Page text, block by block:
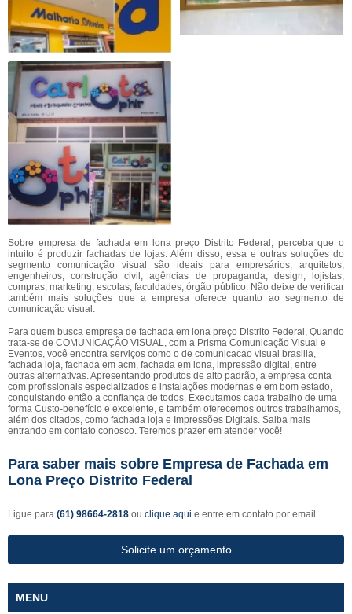
Sobre empresa de fachada em lona preço Distrito Federal, perceba que o
intuito é produzir fachadas de lojas. Além disso, essa e outras soluções do
segmento comunicação visual são ideais para empresários, arquitetos,
engenheiros, construção civil, agências de propaganda, design, lojistas,
compras, marketing, escolas, faculdades, órgão público. Não deixe de verificar
também mais soluções que a empresa oferece quanto ao segmento de
comunicação visual.
Para quem busca empresa de fachada em lona preço Distrito Federal, Quando
trata-se de COMUNICAÇÃO VISUAL, com a Prisma Comunicação Visual e
Eventos, você encontra serviços como o de comunicacao visual brasilia,
fachada loja, fachada em acm, fachada em lona, impressão digital, entre
outras alternativas. Apresentando produtos de alto padrão, a empresa conta
com profissionais especializados e instalações modernas e em bom estado,
conquistando então a confiança de todos. Executamos cada trabalho de uma
forma Custo-benefício e excelente, e também oferecemos outros trabalhamos,
além dos citados, como fachada loja e Impressões Digitais. Saiba mais
entrando em contato conosco. Teremos prazer em atender você!
Para saber mais sobre Empresa de Fachada em
Lona Preço Distrito Federal
Ligue para (61) 98664-2818 ou clique aqui e entre em contato por email.
Solicite um orçamento
MENU